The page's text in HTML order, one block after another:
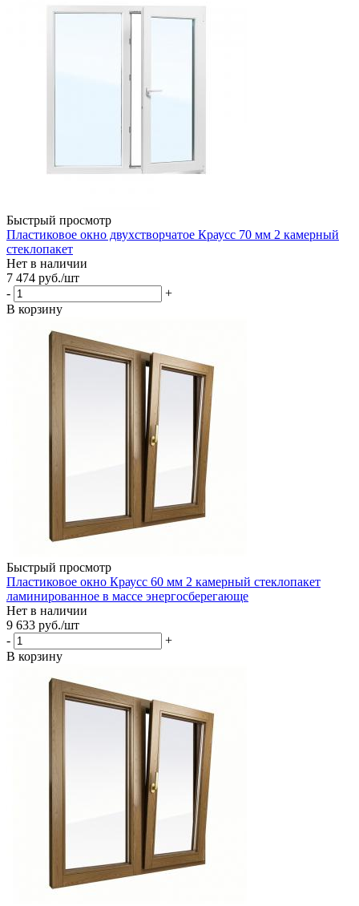
Быстрый просмотр
Пластиковое окно двухстворчатое Краусс 70 мм 2 камерный
стеклопакет
Нет в наличии
7 474 руб./шт
-
+
В корзину
Быстрый просмотр
Пластиковое окно Краусс 60 мм 2 камерный стеклопакет
ламинированное в массе энергосберегающе
Нет в наличии
9 633 руб./шт
-
+
В корзину